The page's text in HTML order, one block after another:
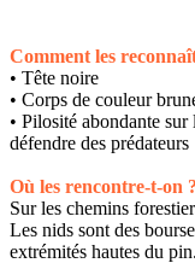
Comment les
• Tête noire
• Corps de couleur
• Pilosité abondante
défendre des prédateurs
Où les rencontre-t-on ?
Sur les chemins
Les nids sont des
extrémités hautes du